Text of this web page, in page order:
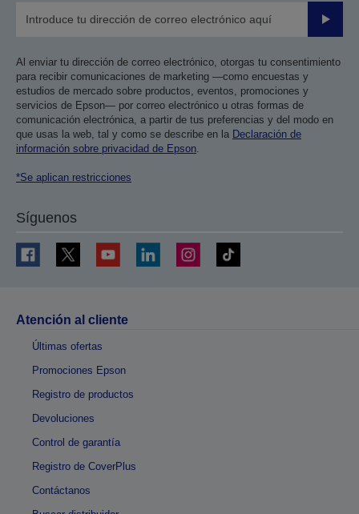
Enviar
Al enviar tu dirección de correo electrónico, otorgas tu consentimiento
para recibir comunicaciones de marketing —como encuestas y
estudios de mercado sobre productos, eventos, promociones y
servicios de Epson— por correo electrónico u otras formas de
comunicación electrónica, a partir de tus preferencias y del modo en
que usas la web, tal y como se describe en la Declaración de
información sobre privacidad de Epson.
*Se aplican restricciones
Síguenos
Atención al cliente
Últimas ofertas
Promociones Epson
Registro de productos
Devoluciones
Control de garantía
Registro de CoverPlus
Contáctanos